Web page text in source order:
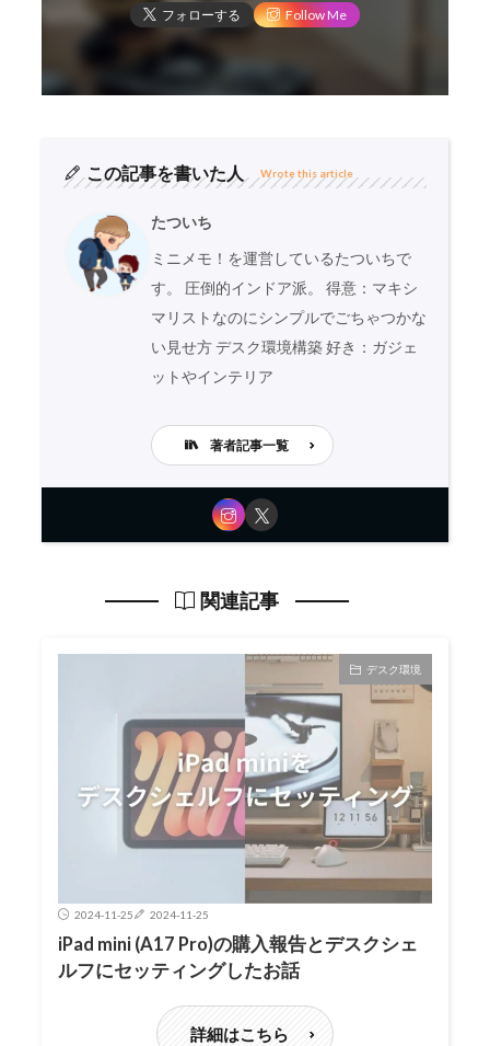
フォローする Follow Me
この記事を書いた人 Wrote this article
たついち
ミニメモ！を運営しているたついちで
す。 圧倒的インドア派。 得意：マキシ
マリストなのにシンプルでごちゃつかな
い見せ方 デスク環境構築 好き：ガジェ
ットやインテリア
著者記事一覧
関連記事
デスク環境
2024-11-25 2024-11-25
iPad mini (A17 Pro)の購入報告とデスクシェ
ルフにセッティングしたお話
詳細はこちら